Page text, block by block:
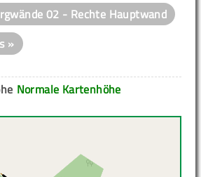
02 - Rechte Hauptwand
»
Normale Kartenhöhe